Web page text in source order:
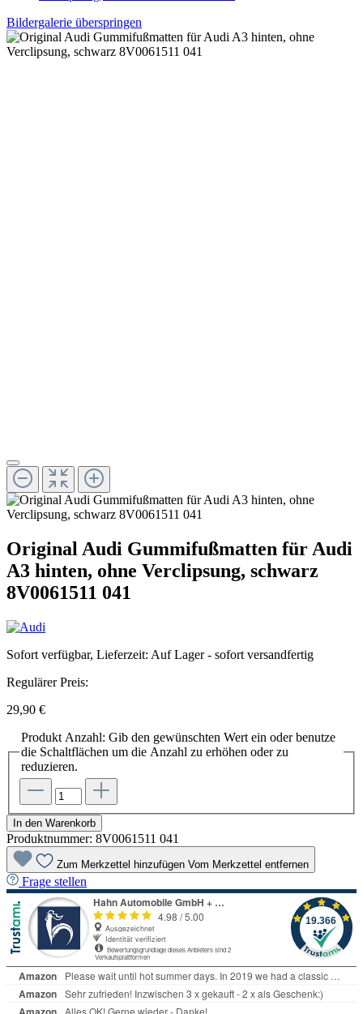
Bildergalerie überspringen
Original Audi Gummifußmatten für Audi
A3 hinten, ohne Verclipsung, schwarz
8V0061511 041
Sofort verfügbar, Lieferzeit: Auf Lager - sofort versandfertig
Regulärer Preis:
29,90 €
Produkt Anzahl: Gib den gewünschten Wert ein oder benutze
die Schaltflächen um die Anzahl zu erhöhen oder zu
reduzieren.
In den Warenkorb
Produktnummer: 8V0061511 041
Zum Merkzettel hinzufügen Vom Merkzettel entfernen
Frage stellen